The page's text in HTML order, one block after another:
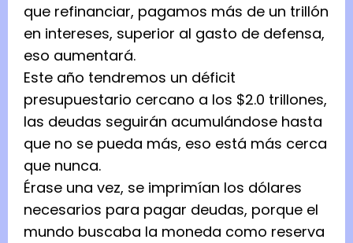
que refinanciar, pagamos más de un trillón
en intereses, superior al gasto de defensa,
eso aumentará.
Este año tendremos un déficit
presupuestario cercano a los $2.0 trillones,
las deudas seguirán acumulándose hasta
que no se pueda más, eso está más cerca
que nunca.
Érase una vez, se imprimían los dólares
necesarios para pagar deudas, porque el
mundo buscaba la moneda como reserva